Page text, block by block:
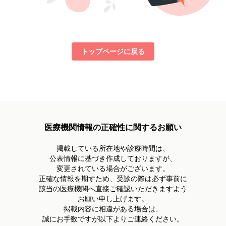
トップページに戻る
医療機関情報の正確性に関するお願い
掲載している所在地や診療時間は、
公表情報に基づき作成しておりますが、
変更されている場合がございます。
正確な情報を期すため、受診の際は必ず事前に
該当の医療機関へ直接ご確認いただきますよう
お願い申し上げます。
掲載内容に相違がある場合は、
誠にお手数ですが以下よりご連絡ください。